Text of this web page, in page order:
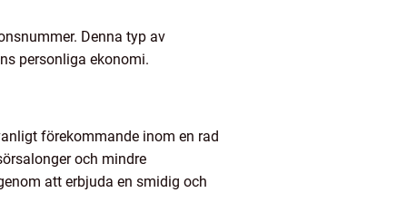
Denna typ av
personliga ekonomi.
förekommande inom en rad
och mindre
att erbjuda en smidig och